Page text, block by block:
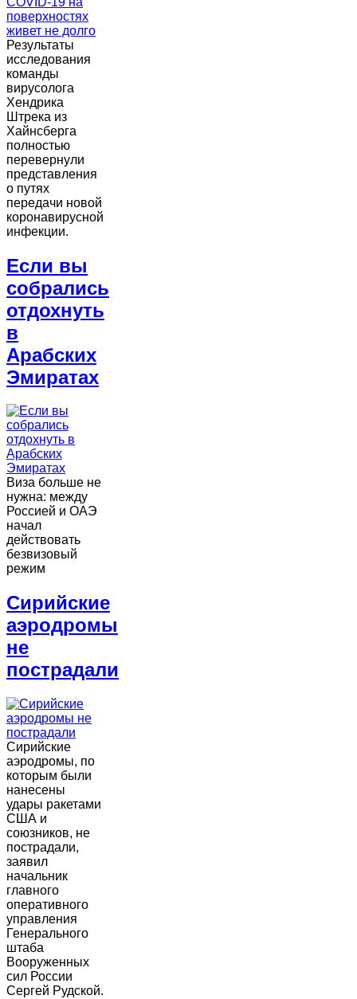
Результаты
исследования
команды
вирусолога
Хендрика
Штрека из
Хайнсберга
полностью
перевернули
представления
о путях
передачи новой
коронавирусной
инфекции.
Если вы
собрались
отдохнуть
в
Арабских
Эмиратах
Виза больше не
нужна: между
Россией и ОАЭ
начал
действовать
безвизовый
режим
Сирийские
аэродромы
не
пострадали
Сирийские
аэродромы, по
которым были
нанесены
удары ракетами
США и
союзников, не
пострадали,
заявил
начальник
главного
оперативного
управления
Генерального
штаба
Вооруженных
сил России
Сергей Рудской.